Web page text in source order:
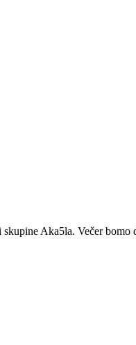
Aka5la. Večer bomo